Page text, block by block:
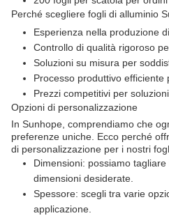
Perché scegliere fogli di alluminio
Esperienza nella produzione
Controllo di qualità rigoroso
Soluzioni su misura per
Processo produttivo
Prezzi competitivi per
Opzioni di personalizzazione
In Sunhope, comprendiamo che
preferenze uniche. Ecco perché
di personalizzazione per i nostri
Dimensioni: possiamo
dimensioni desiderate.
Spessore: scegli tra varie
applicazione.